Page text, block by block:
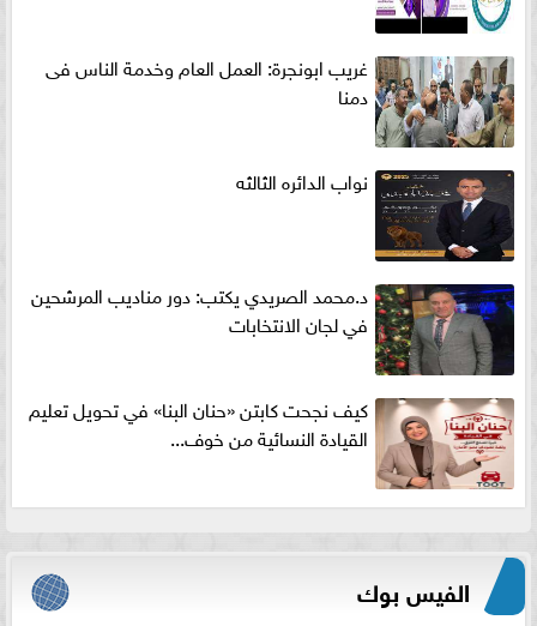
غريب ابونجرة: العمل العام وخدمة الناس فى
دمنا
نواب الدائره الثالثه
د.محمد الصريدي يكتب: دور مناديب المرشحين
في لجان الانتخابات
كيف نجحت كابتن «حنان البنا» في تحويل تعليم
القيادة النسائية من خوف...
الفيس بوك